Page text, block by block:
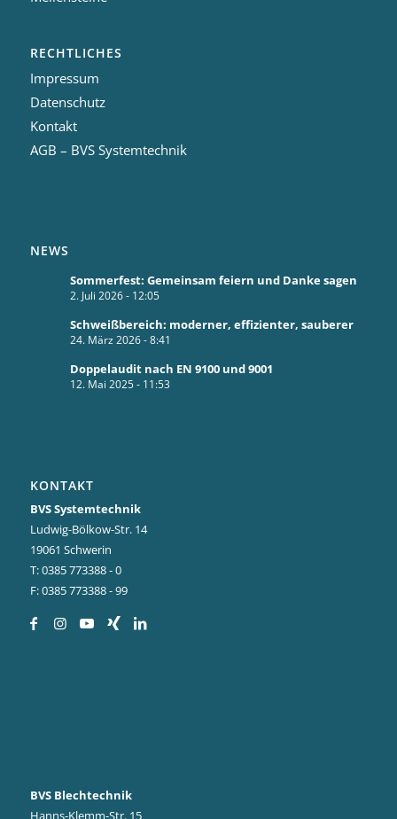
RECHTLICHES
Impressum
Datenschutz
Kontakt
AGB – BVS Systemtechnik
NEWS
Sommerfest: Gemeinsam feiern und Danke sagen
2. Juli 2026 - 12:05
Schweißbereich: moderner, effizienter, sauberer
24. März 2026 - 8:41
Doppelaudit nach EN 9100 und 9001
12. Mai 2025 - 11:53
KONTAKT
BVS Systemtechnik
Ludwig-Bölkow-Str. 14
19061 Schwerin
T: 0385 773388 - 0
F: 0385 773388 - 99
BVS Blechtechnik
Hanns-Klemm-Str. 15